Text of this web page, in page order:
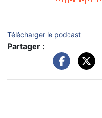
Télécharger le podcast
Partager :